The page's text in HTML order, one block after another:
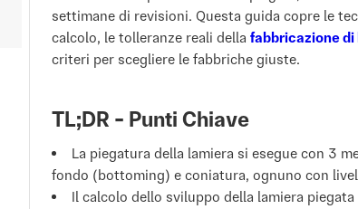
settimane di revisioni. Questa guida copre le
calcolo, le tolleranze reali della fabbricazione di
criteri per scegliere le fabbriche giuste.
TL;DR - Punti Chiave
La piegatura della lamiera si esegue con 3
fondo (bottoming) e coniatura, ognuno con
Il calcolo dello sviluppo della lamiera